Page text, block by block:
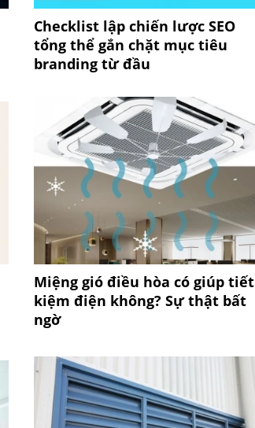
Checklist lập chiến lược SEO
tổng thể gắn chặt mục tiêu
branding từ đầu
Miệng gió điều hòa có giúp tiết
kiệm điện không? Sự thật bất
ngờ